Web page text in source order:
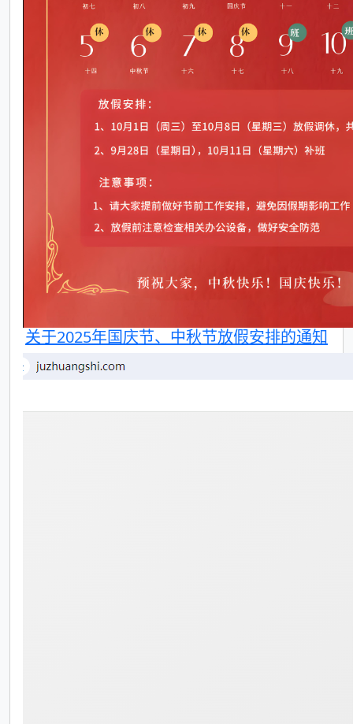
关于2025年国庆节、中秋节放假安排的通知